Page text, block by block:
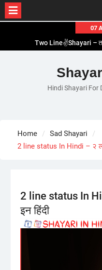
content
07
Two Line✌️Shayari –
Romantic Love😽Status –
Love🥳Poetry In Hindi –
1 Line☝️Shayari In Hindi – १
Hindi Shayari For
Home
Sad Shayari
2 line status In Hindi – २
2 line status In
इन हिंदी